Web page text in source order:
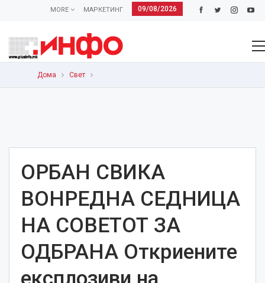
09/08/2026
МАРКЕТИНГ
MORE
Дома Свет
ОРБАН СВИКА
ВОНРЕДНА СЕДНИЦА
НА СОВЕТОТ ЗА
ОДБРАНА Откриените